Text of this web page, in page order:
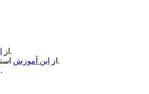
از استفاده کنید.
از این آموزش
استفاده کنید.
استفاده کنید.